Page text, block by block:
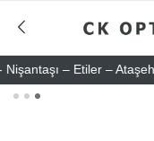
– Etiler – Ataşehir